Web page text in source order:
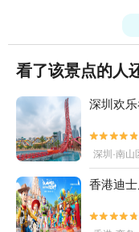
看了该景点的人
深圳欢乐


深圳·南山
香港迪

